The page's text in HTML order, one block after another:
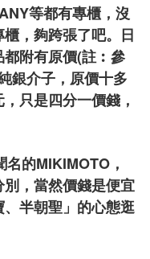
等都有專櫃，沒
，夠跨張了吧。日
附有原價(註︰參
銀介子，原價十多
只是四分一價錢，
的MIKIMOTO，
，當然價錢是便宜
半朝聖」的心態逛